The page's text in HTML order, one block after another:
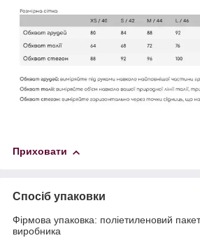
Приховати
Спосіб упаковки
Фірмова упаковка: поліетиленовий
виробника